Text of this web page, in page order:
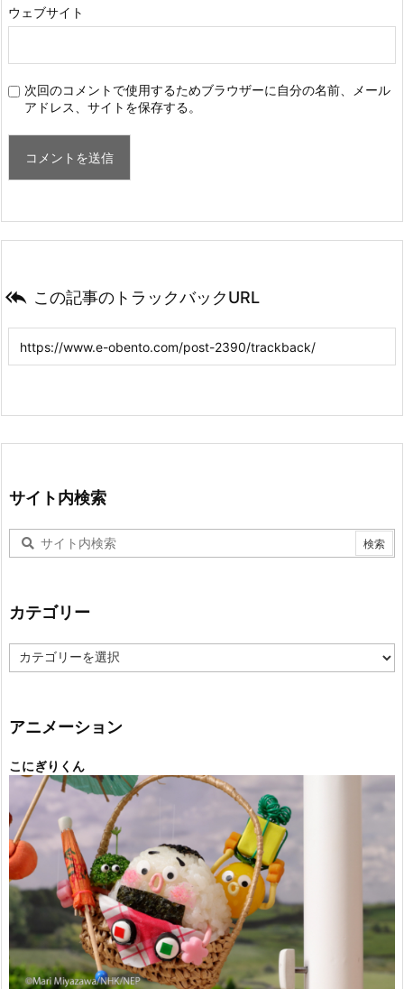
ウェブサイト
次回のコメントで使用するためブラウザーに自分の名前、メール
アドレス、サイトを保存する。
 この記事のトラックバックURL
サイト内検索
カテゴリー
テ
ー
アニメーション
こにぎりくん